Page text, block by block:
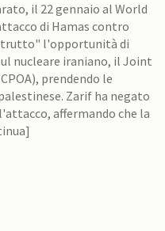
il 22 gennaio al World
di Hamas contro
l'opportunità di
nucleare iraniano, il Joint
prendendo le
ha negato
affermando che la